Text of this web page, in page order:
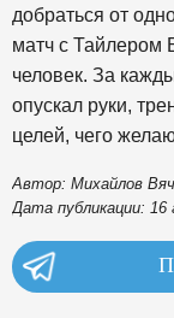
добраться от
матч с Тайлером
человек. За
опускал руки,
целей, чего
Автор: Михайлов
Дата публикации: 16